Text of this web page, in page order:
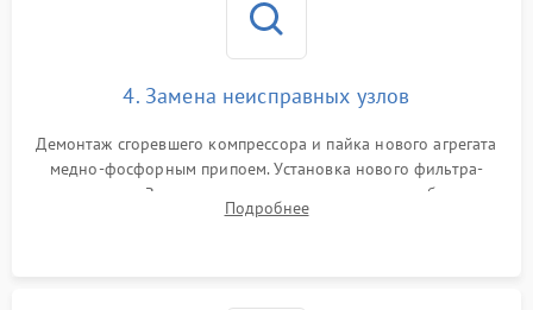
4. Замена неисправных узлов
Демонтаж сгоревшего компрессора и пайка нового агрегата
медно-фосфорным припоем. Установка нового фильтра-
осушителя. Замена изношенных вентиляторов обдува,
сломанных заслонок или поврежденных дверных петель.
Подробнее